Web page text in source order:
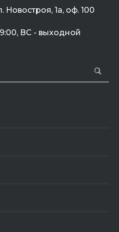
Новостроя, 1а, оф. 100
ВС - выходной